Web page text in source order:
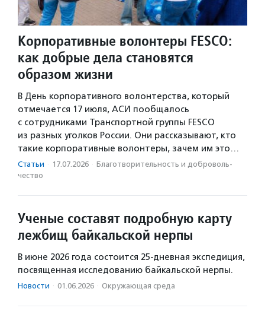
Корпоративные волонтеры FESCO:
как добрые дела становятся
образом жизни
В День корпоративного волонтерства, который
отмечается 17 июля, АСИ пообщалось
с сотрудниками Транспортной группы FESCO
из разных уголков России. Они рассказывают, кто
такие корпоративные волонтеры, зачем им это…
Статьи · 17.07.2026 · Благотвори­тель­ность и доброволь­
чест­во
Ученые составят подробную карту
лежбищ байкальской нерпы
В июне 2026 года состоится 25-дневная экспедиция,
посвященная исследованию байкальской нерпы.
Новости · 01.06.2026 · Окружающая среда